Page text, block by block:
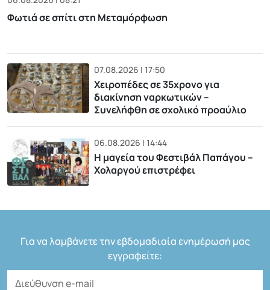
Φωτιά σε σπίτι στη Μεταμόρφωση
07.08.2026 | 17:50
Χειροπέδες σε 35χρονο για
διακίνηση ναρκωτικών –
Συνελήφθη σε σχολικό προαύλιο
06.08.2026 | 14:44
Η μαγεία του Φεστιβάλ Παπάγου –
Χολαργού επιστρέφει
Για να λαμβάνετε την εβδομαδιαία ενημέρωσή μας
εγγραφείτε: